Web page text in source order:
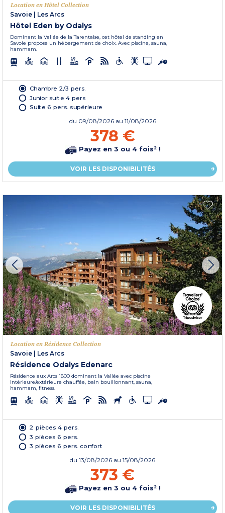
Location en Hôtel Collection
Savoie | Les Arcs
Hôtel Eden by Odalys
Dominant la Vallée de la Tarentaise, cet hôtel de standing en
Savoie propose un hébergement de choix. Avec piscine, sauna,
hammam.
Chambre 2/3 pers.
Junior suite 4 pers
Suite 6 pers. supérieure
du 09/08/2026 au 11/08/2026
378 €
Payez en 3 ou 4 fois² !
VOIR LES DISPONIBILITÉS
Location en Résidence Collection
Savoie | Les Arcs
Résidence Odalys Edenarc
Résidence aux Arcs 1800 dominant la Vallée avec piscine
intérieure/extérieure chauffée, bain bouillonnant, sauna,
hammam, fitness.
2 pièces 4 pers.
3 pièces 6 pers.
3 pièces 6 pers. confort
du 13/08/2026 au 15/08/2026
373 €
Payez en 3 ou 4 fois² !
VOIR LES DISPONIBILITÉS